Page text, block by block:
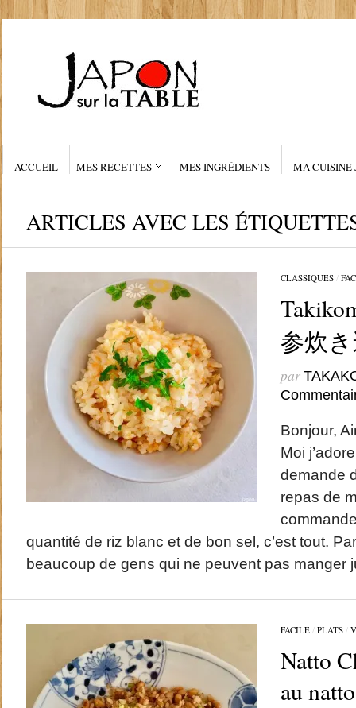
ACCUEIL MES RECETTES MES INGRÉDIENTS MA CUISINE
ARTICLES AVEC LES
CLASSIQUES/
参炊
par
Bonjour,
Moi
demande
repas de
quantité de riz blanc et de bon sel, c’est tout.
beaucoup de gens qui ne peuvent pas manger
FACILE/ PLATS/
Natto
au